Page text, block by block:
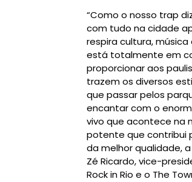
“Como o nosso trap
com tudo na cidade
respira cultura,
está totalmente em
proporcionar aos
trazem os diversos
que passar pelos
encantar com o
vivo que acontece na
potente que contribui
da melhor qualidade,
Zé Ricardo, vice-
Rock in Rio e o The